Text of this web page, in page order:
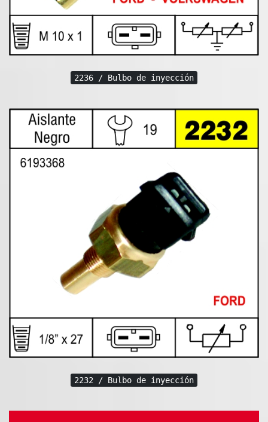
2236 / Bulbo de inyección
2232 / Bulbo de inyección